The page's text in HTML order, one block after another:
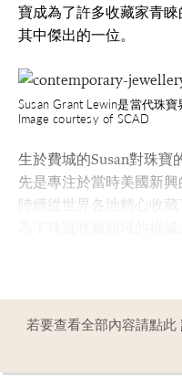
寶成為了許多收藏家青
其中傑出的一位。
Susan Grant Lewin是當代珠寶
Image courtesy of SCAD
生於費城的Susan對珠寶
先是專注於當時美國新
陸續從世界各地精心收
若要查看全部內容請點此